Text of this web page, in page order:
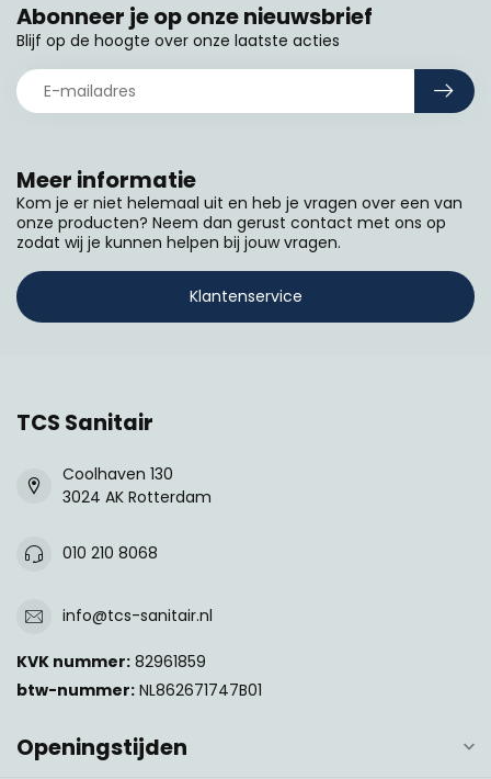
Meer informatie
Kom je er niet helemaal uit en heb je vragen over een van
onze producten? Neem dan gerust contact met ons op
zodat wij je kunnen helpen bij jouw vragen.
Klantenservice
Abonneer je op onze nieuwsbrief
Blijf op de hoogte over onze laatste acties
TCS Sanitair
Coolhaven 130
3024 AK Rotterdam
010 210 8068
info@tcs-sanitair.nl
KVK nummer: 82961859
btw-nummer: NL862671747B01
Openingstijden